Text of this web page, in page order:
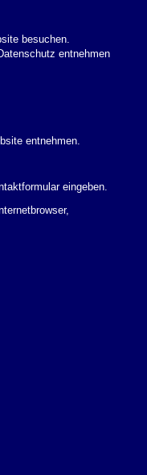
besuchen.
entnehmen
entnehmen.
eingeben.